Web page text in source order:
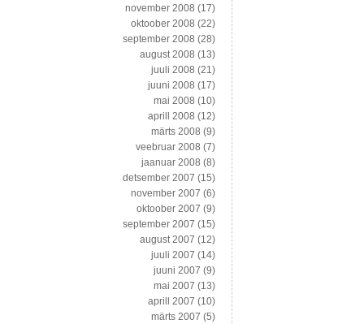
november 2008 (17)
oktoober 2008 (22)
september 2008 (28)
august 2008 (13)
juuli 2008 (21)
juuni 2008 (17)
mai 2008 (10)
aprill 2008 (12)
märts 2008 (9)
veebruar 2008 (7)
jaanuar 2008 (8)
detsember 2007 (15)
november 2007 (6)
oktoober 2007 (9)
september 2007 (15)
august 2007 (12)
juuli 2007 (14)
juuni 2007 (9)
mai 2007 (13)
aprill 2007 (10)
märts 2007 (5)